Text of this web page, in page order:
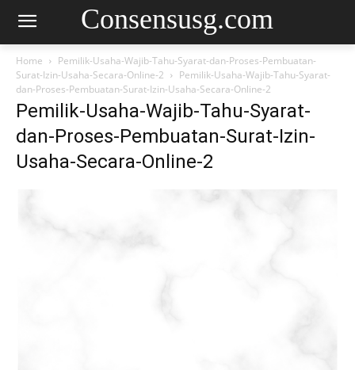
Consensusg.com
Home
Pemilik-Usaha-Wajib-Tahu-Syarat-dan-Proses-Pembuatan-
Surat-Izin-Usaha-Secara-Online-2
Pemilik-Usaha-Wajib-Tahu-Syarat-
dan-Proses-Pembuatan-Surat-Izin-Usaha-Secara-Online-2
Pemilik-Usaha-Wajib-Tahu-Syarat-
dan-Proses-Pembuatan-Surat-Izin-
Usaha-Secara-Online-2